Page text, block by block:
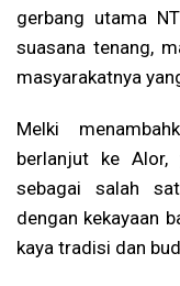
gerbang utama
suasana tenang,
masyarakatnya
Melki
berlanjut ke Alor,
sebagai salah
dengan kekayaan
kaya tradisi dan